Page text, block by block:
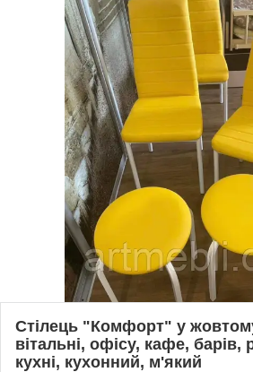
Стілець "Комфорт" у
вітальні, офісу, кафе, барів,
кухні, кухонний, м'який